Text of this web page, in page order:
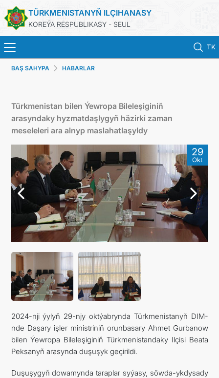
TÜRKMENISTANYŇ ILÇIHANASY
KOREÝA RESPUBLIKASY - SEUL
TK
BAŞ SAHYPA
KONSULLYK HYZMATLARY
ONLAÝN KONSULLYK HASABA DURMAK
TÜRKMENISTAN
ARAGATNAŞYK
SYÝAHATÇYLYK
BAŞ SAHYPA HABARLAR
Türkmenistan bilen Ýewropa Bileleşiginiň
arasyndaky hyzmatdaşlygyň häzirki zaman
meseleleri ara alnyp maslahatlaşyldy
29
Okt
2024-nji ýylyň 29-njy oktýabrynda Türkmenistanyň DIM-
nde Daşary işler ministriniň orunbasary Ahmet Gurbanow
bilen Ýewropa Bileleşiginiň Türkmenistandaky Ilçisi Beata
Peksanyň arasynda duşuşyk geçirildi.
Duşuşygyň dowamynda taraplar syýasy, söwda-ykdysady